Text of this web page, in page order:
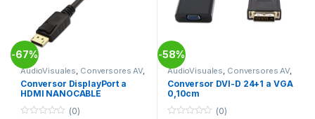
-67%
AudioVisuales, Conversores AV,
Telecomunicacion
Conversor DisplayPort a
HDMI NANOCABLE
(0)
-58%
AudioVisuales, Conversores AV,
Telecomunicacion
Conversor DVI-D 24+1 a VGA
0,10cm
(0)